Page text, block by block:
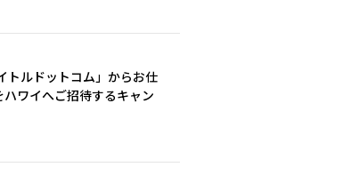
トルドットコム」からお仕
ワイへご招待するキャン